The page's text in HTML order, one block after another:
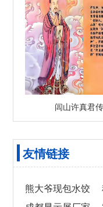
闾山许真君
友情链接
熊大爷现包水饺